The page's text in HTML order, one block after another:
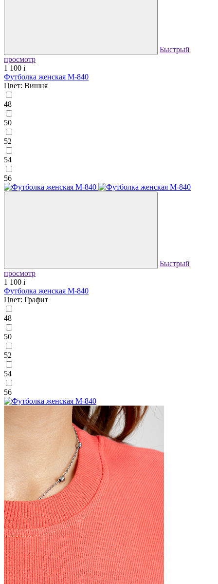
Быстрый
просмотр
1 100 i
Футболка женская М-840
Цвет: Вишня
48
50
52
54
56
Быстрый
просмотр
1 100 i
Футболка женская М-840
Цвет: Графит
48
50
52
54
56